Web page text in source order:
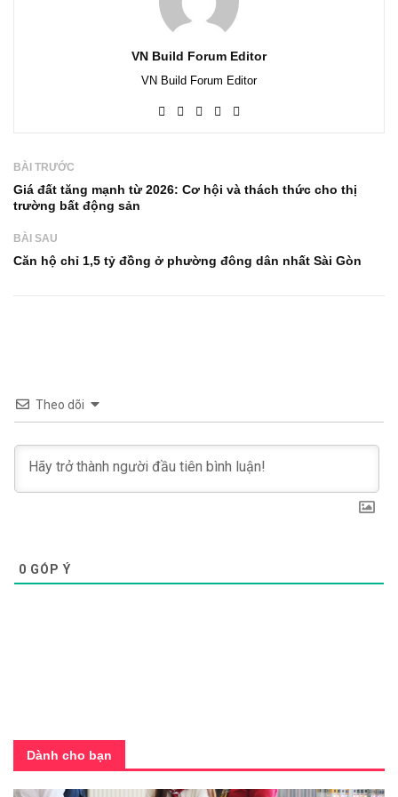
VN Build Forum Editor
VN Build Forum Editor
BÀI TRƯỚC
Giá đất tăng mạnh từ 2026: Cơ hội và thách thức cho thị
trường bất động sản
BÀI SAU
Căn hộ chỉ 1,5 tỷ đồng ở phường đông dân nhất Sài Gòn
Theo dõi
0 GÓP Ý
Dành cho bạn